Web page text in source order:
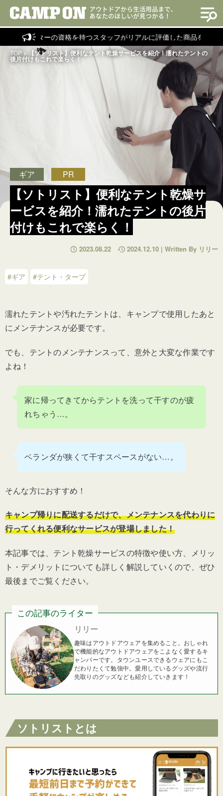
ターの資格を持つスタッフがリアルに評価した商品を紹介！
TOP>【ソトリスト】便利なテント乾燥サービスを紹介！濡れたテントの
後片付けもこれで楽らく！
ギア PR
【ソトリスト】便利なテント乾燥サ
ービスを紹介！濡れたテントの後片
付けもこれで楽らく！
2023.08.22 2024.12.10 | Written By リリー
#ギア #テント・タープ
濡れたテントや汚れたテントは、キャンプで使用したあと
にメンテナンスが必要です。
でも、テントのメンテナンスって、意外と大変な作業です
よね！
家に帰ってきてからテントを洗って干すのが疲
れちゃう…。
ベランダが狭くて干すスペースがない…。
そんな方におすすめ！
キャンプ帰りに配送するだけで、メンテナンスを代わりに
行ってくれる便利なサービスが登場しました！
本記事では、テント乾燥サービスの特徴や使い方、メリッ
ト・デメリットについても詳しく解説していくので、ぜひ
最後までご覧ください。
この記事のライター
リリー
趣味はアウトドアウェアを集めること。おしゃれ
で機能的なアウトドアウェアをこよなく愛するキ
ャンパーです。タウンユースできるウェアにもこ
だわりたくて勉強中。愛用しているグッズや流行
先取りのグッズなども紹介していきます！
ソトリストとは